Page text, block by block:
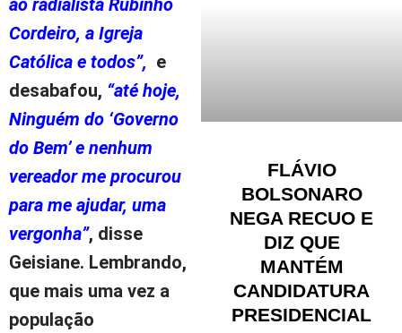
ao radialista Rubinho
Cordeiro, a Igreja
Católica e todos”, e
desabafou, “até hoje,
Ninguém do ‘Governo
do Bem’ e nenhum
vereador me procurou
para me ajudar, uma
vergonha”, disse
Geisiane. Lembrando,
que mais uma vez a
população
FLÁVIO
BOLSONARO
NEGA RECUO E
DIZ QUE
MANTÉM
CANDIDATURA
PRESIDENCIAL